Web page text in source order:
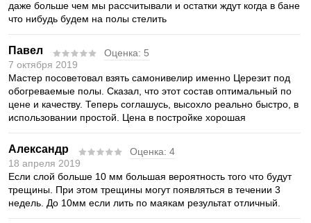
даже больше чем мы рассчитывали и остатки ждут когда в бане
что нибудь будем на полы стелить
Павел Оценка: 5
7 октября 2019
Мастер посоветовал взять самонивелир именно Церезит под
обогреваемые полы. Сказал, что этот состав оптимальный по
цене и качеству. Теперь соглашусь, высохло реально быстро, в
использовании простой. Цена в постройке хорошая
Александр Оценка: 4
18 апреля 2019
Если слой больше 10 мм большая вероятность того что будут
трещины. При этом трещины могут появляться в течении 3
недель. До 10мм если лить по маякам результат отличный.